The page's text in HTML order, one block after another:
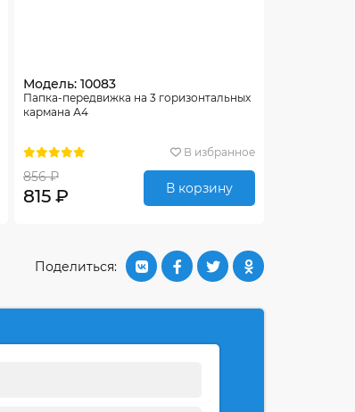
Модель: 10083
Папка-передвижка на 3 горизонтальных
кармана А4
В избранное
856 ₽
815 ₽ В корзину
Поделиться: